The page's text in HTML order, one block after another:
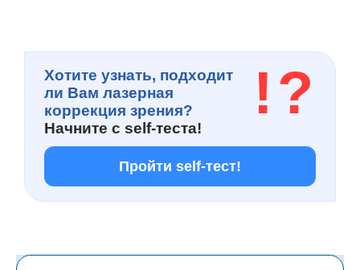
Хотите узнать, подходит
ли Вам лазерная
коррекция зрения?
Начните с self-теста!
!?
Пройти self-тест!